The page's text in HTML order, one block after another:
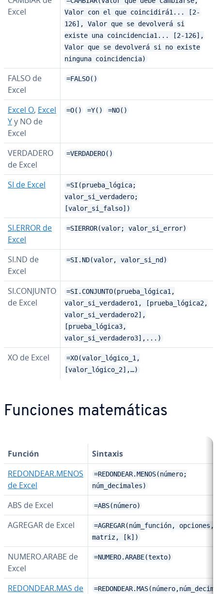
Excel
Valor con el que coincidirá1... [2-
126], Valor que se devolverá si
existe una coincidencia1... [2-126],
Valor que se devolverá si no existe
ninguna coincidencia)
FALSO de
Excel
=FALSO()
Excel O, Excel
Yy NO de
Excel
=O() =Y() =NO()
VERDADERO
de Excel
=VERDADERO()
SI de Excel
=SI(prueba_lógica;
valor_si_verdadero;
[valor_si_falso])
SI.ERROR de
Excel
=SIERROR(valor; valor_si_error)
SI.ND de
Excel
=SI.ND(valor, valor_si_nd)
SI.CONJUNTO
de Excel
=SI.CONJUNTO(prueba_lógica1,
valor_si_verdadero1, [prueba_lógica2,
valor_si_verdadero2],
[prueba_lógica3,
valor_si_verdadero3],...)
XO de Excel
=XO(valor_lógico_1,
[valor_lógico_2],…)
Funciones ma­te­má­ti­cas
Función
Sintaxis
REDONDEAR.MENOS
de Excel
=REDONDEAR.MENOS(número;
núm_decimales)
ABS de Excel =ABS(número)
AGREGAR de Excel
=AGREGAR(núm_función, opciones,
matriz, [k])
NUMERO.ARABE de
Excel
=NUMERO.ARABE(texto)
REDONDEAR.MAS de